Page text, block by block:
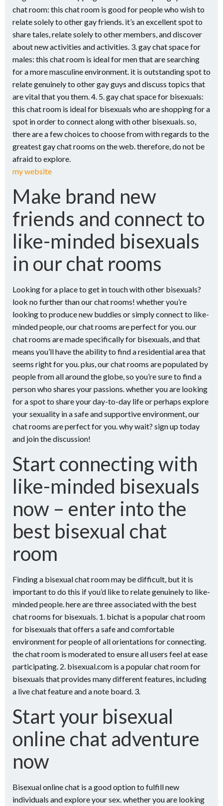
chat room: this chat room is good for people who wish to
relate solely to other gay friends. it’s an excellent spot to
share tales, relate solely to other members, and discover
about new activities and activities. 3. gay chat space for
males: this chat room is ideal for men that are searching
for a more masculine environment. it is outstanding spot to
relate genuinely to other gay guys and discuss topics that
are vital that you them. 4. 5. gay chat space for bisexuals:
this chat room is ideal for bisexuals who are shopping for a
spot in order to connect along with other bisexuals. so,
there are a few choices to choose from with regards to the
greatest gay chat rooms on the web. therefore, do not be
afraid to explore.
my website
Make brand new
friends and connect to
like-minded bisexuals
in our chat rooms
Looking for a place to get in touch with other bisexuals?
look no further than our chat rooms! whether you’re
looking to produce new buddies or simply connect to like-
minded people, our chat rooms are perfect for you. our
chat rooms are made specifically for bisexuals, and that
means you’ll have the ability to find a residential area that
seems right for you. plus, our chat rooms are populated by
people from all around the globe, so you’re sure to find a
person who shares your passions. whether you are looking
for a spot to share your day-to-day life or perhaps explore
your sexuality in a safe and supportive environment, our
chat rooms are perfect for you. why wait? sign up today
and join the discussion!
Start connecting with
like-minded bisexuals
now – enter into the
best bisexual chat
room
Finding a bisexual chat room may be difficult, but it is
important to do this if you’d like to relate genuinely to like-
minded people. here are three associated with the best
chat rooms for bisexuals. 1. bichat is a popular chat room
for bisexuals that offers a safe and comfortable
environment for people of all orientations for connecting.
the chat room is moderated to ensure all users feel at ease
participating. 2. bisexual.com is a popular chat room for
bisexuals that provides many different features, including
a live chat feature and a note board. 3.
Start your bisexual
online chat adventure
now
Bisexual online chat is a good option to fulfill new
individuals and explore your sex. whether you are looking